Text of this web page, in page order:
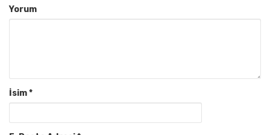
Yorum
İsim*